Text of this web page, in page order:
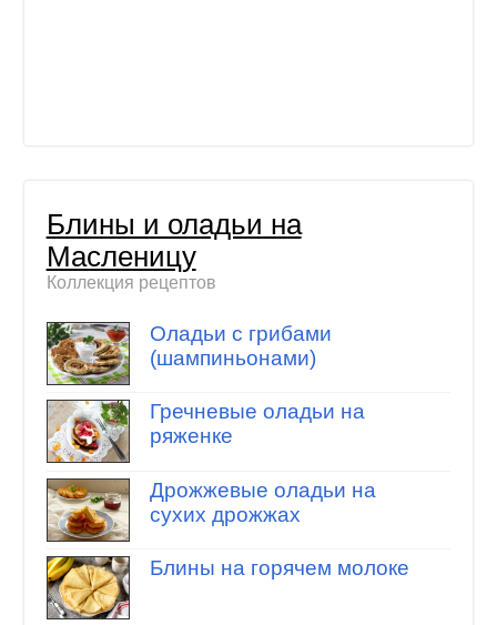
Блины и оладьи на
Масленицу
Коллекция рецептов
Оладьи с грибами
(шампиньонами)
Гречневые оладьи на
ряженке
Дрожжевые оладьи на
сухих дрожжах
Блины на горячем молоке